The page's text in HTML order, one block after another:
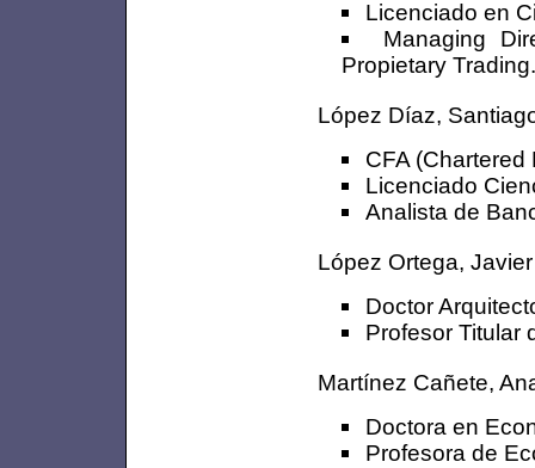
Licenciado en
Managing
Propietary
López Díaz,
CFA (Chartered
Licenciado
Analista de
López Ortega, Javier
Doctor
Profesor Titular
Martínez Cañete,
Doctora en
Profesora de